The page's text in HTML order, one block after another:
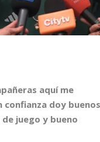
aquí me
confianza doy buenos
juego y bueno